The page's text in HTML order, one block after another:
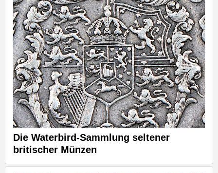
Die Waterbird-Sammlung seltener
britischer Münzen